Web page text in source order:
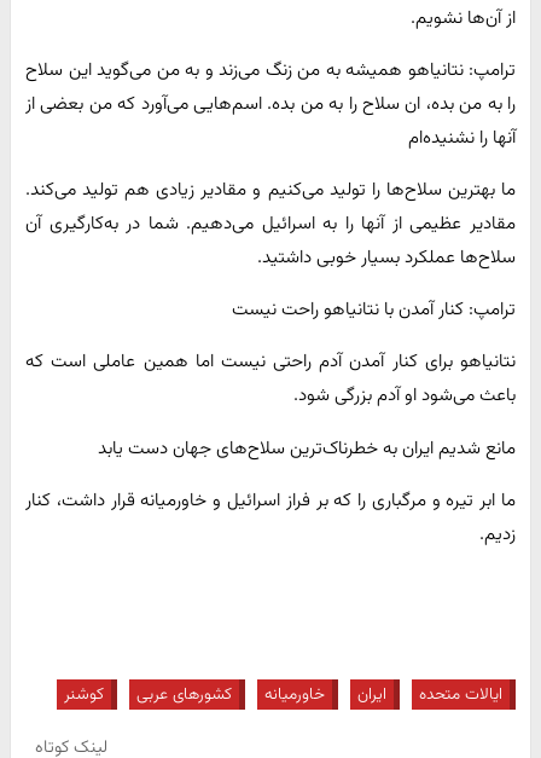
از آن‌ها نشویم.
ترامپ: نتانیاهو همیشه به من زنگ می‌زند و به من می‌گوید این سلاح
را به من بده، ان سلاح را به من بده. اسم‌هایی می‌آورد که من بعضی از
آنها را نشنیده‌ام
ما بهترین سلاح‌ها را تولید می‌کنیم و مقادیر زیادی هم تولید می‌کند.
مقادیر عظیمی از آنها را به اسرائیل می‌دهیم. شما در به‌کارگیری آن‌
سلاح‌ها عملکرد بسیار خوبی داشتید.
ترامپ: کنار آمدن با نتانیاهو راحت نیست
نتانیاهو برای کنار آمدن آدم راحتی نیست اما همین عاملی است که
باعث می‌شود او آدم بزرگی شود.
مانع شدیم ایران به خطرناک‌ترین سلاح‌های جهان دست یابد
ما ابر تیره و مرگباری را که بر فراز اسرائیل و خاورمیانه قرار داشت، کنار
زدیم.
ایالات متحده ایران خاورمیانه کشورهای عربی کوشنر
لینک کوتاه